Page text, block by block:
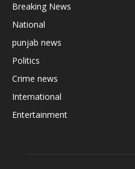
Breaking News
National
punjab news
Politics
Crime news
International
Entertainment